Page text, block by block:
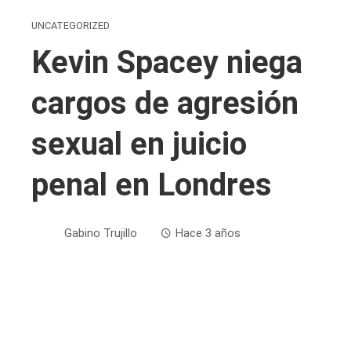
UNCATEGORIZED
Kevin Spacey niega
cargos de agresión
sexual en juicio
penal en Londres
Gabino Trujillo Hace 3 años